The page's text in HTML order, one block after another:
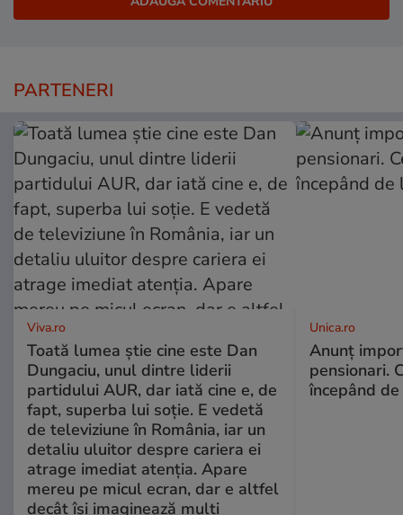
PARTENERI
Viva.ro
Toată lumea știe cine este Dan
Dungaciu, unul dintre liderii
partidului AUR, dar iată cine e, de
fapt, superba lui soție. E vedetă
de televiziune în România, iar un
detaliu uluitor despre cariera ei
atrage imediat atenția. Apare
mereu pe micul ecran, dar e altfel
decât își imaginează mulți
Unica.ro
Anunț
pensionari.
începând